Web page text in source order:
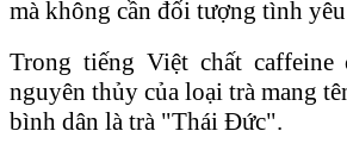
mà không cần đối tượng tình
Trong tiếng Việt chất
nguyên thủy của loại trà mang
bình dân là trà "Thái Ðức".